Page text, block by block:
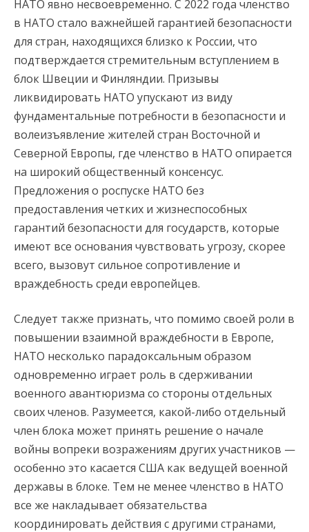
НАТО явно несвоевременно. С 2022 года членство
в НАТО стало важнейшей гарантией безопасности
для стран, находящихся близко к России, что
подтверждается стремительным вступлением в
блок Швеции и Финляндии. Призывы
ликвидировать НАТО упускают из виду
фундаментальные потребности в безопасности и
волеизъявление жителей стран Восточной и
Северной Европы, где членство в НАТО опирается
на широкий общественный консенсус.
Предложения о роспуске НАТО без
предоставления четких и жизнеспособных
гарантий безопасности для государств, которые
имеют все основания чувствовать угрозу, скорее
всего, вызовут сильное сопротивление и
враждебность среди европейцев.
Следует также признать, что помимо своей роли в
повышении взаимной враждебности в Европе,
НАТО несколько парадоксальным образом
одновременно играет роль в сдерживании
военного авантюризма со стороны отдельных
своих членов. Разумеется, какой-либо отдельный
член блока может принять решение о начале
войны вопреки возражениям других участников —
особенно это касается США как ведущей военной
державы в блоке. Тем не менее членство в НАТО
все же накладывает обязательства
координировать действия с другими странами,